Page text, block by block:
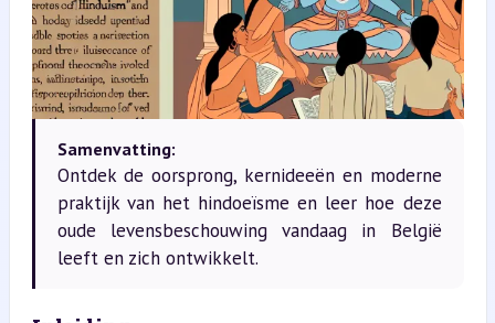
Samenvatting:
Ontdek de oorsprong, kernideeën en moderne
praktijk van het hindoeïsme en leer hoe deze
oude levensbeschouwing vandaag in België
leeft en zich ontwikkelt.